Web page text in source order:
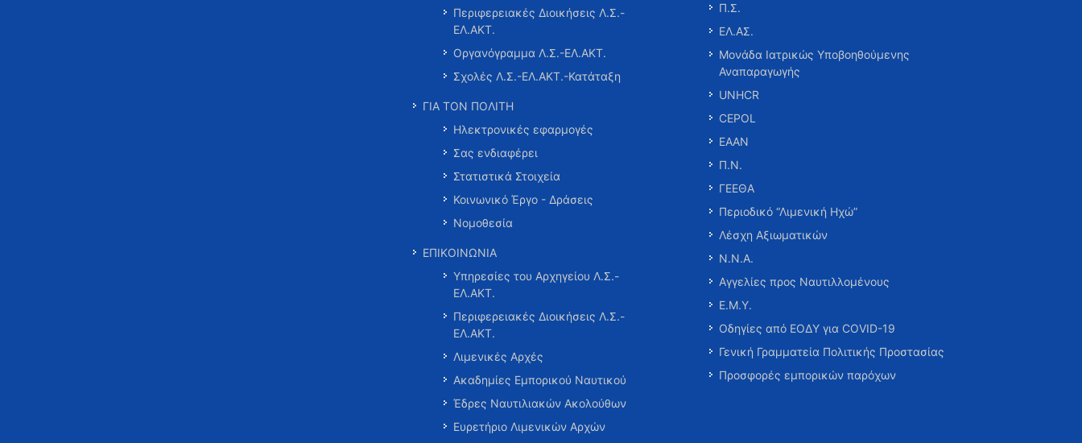
Περιφερειακές Διοικήσεις Λ.Σ.-
ΕΛ.ΑΚΤ.
Οργανόγραμμα Λ.Σ.-ΕΛ.ΑΚΤ.
Σχολές Λ.Σ.-ΕΛ.ΑΚΤ.-Κατάταξη
ΓΙΑ ΤΟΝ ΠΟΛΙΤΗ
Ηλεκτρονικές εφαρμογές
Σας ενδιαφέρει
Στατιστικά Στοιχεία
Κοινωνικό Έργο - Δράσεις
Νομοθεσία
ΕΠΙΚΟΙΝΩΝΙΑ
Υπηρεσίες του Αρχηγείου Λ.Σ.-
ΕΛ.ΑΚΤ.
Περιφερειακές Διοικήσεις Λ.Σ.-
ΕΛ.ΑΚΤ.
Λιμενικές Αρχές
Ακαδημίες Εμπορικού Ναυτικού
Έδρες Ναυτιλιακών Ακολούθων
Ευρετήριο Λιμενικών Αρχών
Π.Σ.
ΕΛ.ΑΣ.
Μονάδα Ιατρικώς Υποβοηθούμενης
Αναπαραγωγής
UNHCR
CEPOL
ΕΑΑΝ
Π.Ν.
ΓΕΕΘΑ
Περιοδικό “Λιμενική Ηχώ”
Λέσχη Αξιωματικών
Ν.Ν.Α.
Αγγελίες προς Ναυτιλλομένους
Ε.Μ.Υ.
Οδηγίες από ΕΟΔΥ για COVID-19
Γενική Γραμματεία Πολιτικής Προστασίας
Προσφορές εμπορικών παρόχων